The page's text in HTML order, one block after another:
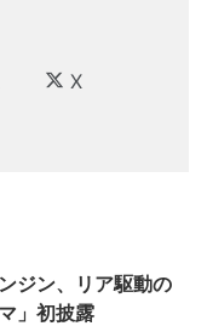
X
ジン、リア駆動の
」初披露